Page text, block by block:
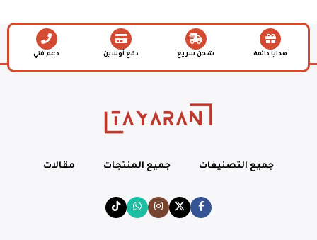
هدايا دائمة شحن سريع دفع أونلاين دعم فني
جميع التصنيفات جميع المنتجات مقالات